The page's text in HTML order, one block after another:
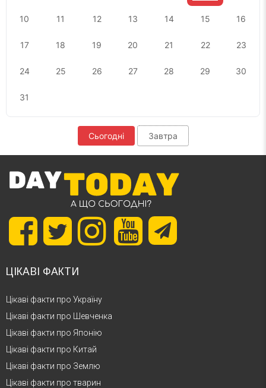
10 11 12 13 14 15 16
17 18 19 20 21 22 23
24 25 26 27 28 29 30
31
Сьогодні Завтра
ЦІКАВІ ФАКТИ
Цікаві факти про Україну
Цікаві факти про Шевченка
Цікаві факти про Японію
Цікаві факти про Китай
Цікаві факти про Землю
Цікаві факти про тварин